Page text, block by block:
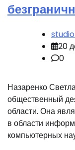
20
0
Назаренко
общественный
области. Она
в области
компьютерных